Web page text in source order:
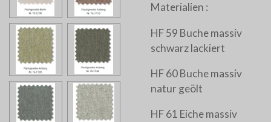
Materialien :
HF 59 Buche massiv
schwarz lackiert
HF 60 Buche massiv
natur geölt
HF 61 Eiche massiv